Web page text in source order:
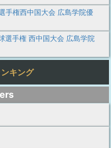
手権西中国大会 広島学院優
選手権 西中国大会 広島学院
キング